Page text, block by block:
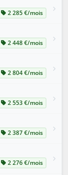
2 285 €/mois
2 448 €/mois
2 804 €/mois
2 553 €/mois
2 387 €/mois
2 276 €/mois